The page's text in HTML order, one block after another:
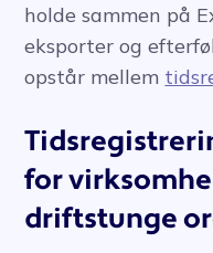
holde sammen på
eksporter og
opstår mellem
for
driftstunge